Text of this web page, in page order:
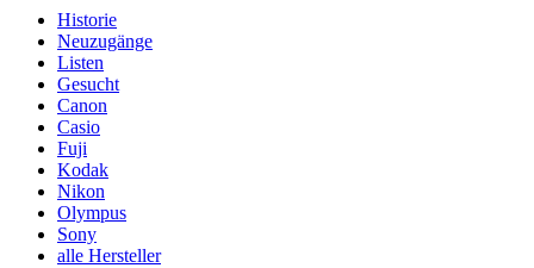
Historie
Neuzugänge
Listen
Gesucht
Canon
Casio
Fuji
Kodak
Nikon
Olympus
Sony
alle Hersteller